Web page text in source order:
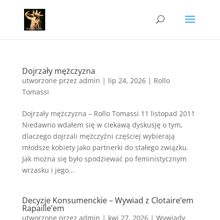
Dojrzały mężczyzna
utworzone przez admin | lip 24, 2026| Rollo
Tomassi
Dojrzały mężczyzna – Rollo Tomassi 11 listopad 2011
Niedawno wdałem się w ciekawą dyskusję o tym,
dlaczego dojrzali mężczyźni częściej wybierają
młodsze kobiety jako partnerki do stałego związku.
Jak można się było spodziewać po feministycznym
wrzasku i jego...
Decyzje Konsumenckie – Wywiad z Clotaire’em
Rapaille’em
utworzone przez admin | kwi 27, 2026| Wywiady